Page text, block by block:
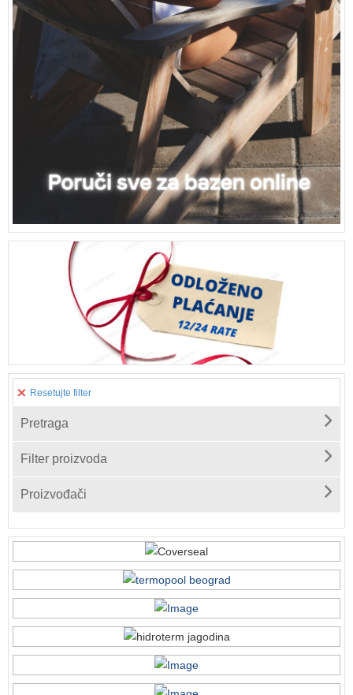
Resetujte filter
Pretraga
Filter proizvoda
Proizvođači